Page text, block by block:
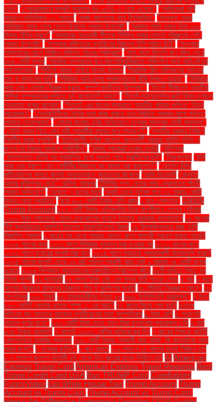
তলব" "শেয়ারবাজারে মূলধনি মুনাফার কর ১৫% এ নেমে এসেছে" "শ্রমিকেরা দাবি
করছেন অতিরিক্ত ১০ শতাংশ "সবুজ আপেলের নানা উপকারিতা" "সংযুক্ত আরব
আমিরাত সফর শেষে দেশে ফিরলেন প্রধান উপদেষ্টা" "সরকার প্রতি ডজন ডিম ১৩০
টাকায় বিক্রি করবে" "সরকারের আওয়ামী লীগকে নিষিদ্ধ করার কোনো পরিকল্পনা নেই:
প্রধান উপদেষ্টা" "সংস্কার কমিশনের সুপারিশের বিরুদ্ধে ইসি পাঠাল চিঠি" "সংস্কার
প্রস্তাবের আগে নির্বাচন কমিশন গঠনের প্রক্রিয়া" "সাত মাসে বিদেশি ঋণ বৃদ্ধি পেয়ে
৩৯৪ কোটি ডলার "সামরিক তৎপরতার মুখে জাপোরিঝঝিয়াতে পরিদর্শনে ব্যর্থ আইএইএর
পর্যবেক্ষকেরা" "সিটিকে আরও ডুবিয়ে সালাহ বললেন "সিরামিক শিল্প মালিকদের গ্যাসের
দাম না বাড়ানোর দাবি" "সিরিয়ায় আইএসের পুনরুত্থানের ঝুঁকি দ্বিগুণ হয়েছে" "সিরিয়ায়
কারা কোন এলাকা নিয়ন্ত্রণ করছে: সম্পূর্ণ মানচিত্র বিশ্লেষণ" "সিলেট সীমান্তে ভারতীয়
খাসিয়া সম্প্রদায়ের গুলিতে দুই বাংলাদেশি আহত" "সিলেট-ম্যানচেস্টার রুটে বিমান চলাচল
অব্যাহত রাখার আহ্বান" "সিলেটে এক দিনের ব্যবধানে ‘ভারতীয় খাসিয়া গু‌লিতে’ নিহত
আরেকজন" "সেনাবাহিনীকে ধৈর্যের সঙ্গে কাজ করতে হবে নির্বাচিত সরকার আসা পর্যন্ত:
সাভারে সেনাপ্রধান" "সোনার কমোড চুরির অভিযোগে চক্রের সদস্যরা দোষী সাব্যস্ত"
"সৌদি আরব গিয়ে কেন নারী গৃহকর্মীরা মৃত্যুর মুখে পড়ছেন?" "স্থানীয় সরকার নির্বাচন
নির্দলীয় করার সুপারিশ" "হাইকোর্টের পূর্ণাঙ্গ আদেশ: অন্তর্বর্তী সরকার আইনি দলিল ও
জনগণের ইচ্ছার সমর্থনে প্রতিষ্ঠিত" "হাঙ্গার প্রজেক্টে ঢাকায় চাকরি "হালিশহর
"হাসপাতালে ভর্তির পর প্রকাশিত হলো প্রথম পোপ ফ্রান্সিসের ছবি" "হিজবুল্লাহ "হুথি
কারা এবং ট্রাম্প কেন গোষ্ঠীটির বিরুদ্ধে বড় হামলা শুরু করলেন?" "হোটেল ইন্টার
কন্টিনেন্টালের সামনে জুলাই অভ্যুত্থানে আহতদের বিক্ষোভ “আমি ডিভোর্সি “জ্যোতি
আমার কুমিল্লার মেয়ে”: আসিফ আকবর “টিসিবির পণ্য কেনার সময় ক্রেতাদের পাঁচটি
প্রধান অভিযোগ” “ডেঙ্গুতে ৭ জনের মৃত্যু “দুবাই থেকে অবৈধ পথে ৩২ হাজার কোটি
টাকার সোনা প্রবাহিত” “বর্ষে ২০০ কোটি টাকার বেশি বরাদ্দ ১ জন গ্রেপ্তার" 1000$
Trump Account ১০৩ কোটি টাকার হেলিকপ্টার নিয়ে অনুশীলনে গেলেন নেইমার
১২০০ টাকা প্যাকেজে হেলথ চেকআপের সুযোগ ইনসাফ বারাকাহ হাসপাতালে ১৮ বছরের
দীর্ঘ ক্যারিয়ারের সমাপ্তি টানলেন মাহমুদউল্লাহ রিয়াদ ১৯ বিশ্ববিদ্যালয়ে গুচ্ছ ভর্তি
বিজ্ঞপ্তি প্রকাশ ২ মার্চের পর থেকে গাজায় কোনও খাদ্য সামগ্রী প্রবেশ করতে পারেনি
২০০৮ সালের কথা ২০১১ সালে সিরিয়ায় গৃহযুদ্ধ শুরু হওয়ার পর ২০২১ সালের জুনে
২০২২ সালে ডলারের সংকট শুরু হলে ২০২৪ সালে সবচেয়ে প্রভাবশালী বাংলাদেশি কারা?
২০২৪ সালের জুলাই থেকে ১৯ মার্চ পর্যন্ত প্রবাসী আয় মোট ২ হাজার ৭৪ কোটি ডলার
হয়েছে ২০২৬ বিশ্বকাপ আয়োজনের গুরুদায়িত্ব ট্রাম্পের কাঁধে ২৮টি গুলিতে নিহত হন
ইন্দিরা গান্ধী ২৯ জানুয়ারি ২৯ বস্তা টাকা এবং এক বস্তা চিঠি পাওয়া গেছে ৩ মার্চ ৩ মার্চে
খালেদা জিয়াকে খালাসের বিরুদ্ধে লিভ টু আপিলের শুনানি ৩০ মিনিটে নিয়ন্ত্রণে আসে" ৩০
সেপ্টেম্বর ৩০০ টাকা! ৩৩ হামলাকারীসহ নিহত ৫৮ ৩৬৯ ফিলিস্তিনি কারামুক্ত" ৪ দিনে
৮০০ কোটি! কোথায় থামবে 'পুষ্পা ২' এর আয়? ৪১ বছরে বিচার শেষ হয়নি ৪৩তম
বিসিএস বাদ পড়াদের আবেদন পুনর্বিবেচনার সভা বৃহস্পতিবার ৫ টাকা বেশি ৫ শতাংশই
থাকবে পূর্বের মতো" ৫০০ কোটি টাকা দেবে: নতুন টাকা ছাপানোর প্রয়োজন নেই ৬ মার্চ
৬৭৫ টাকায় আমদানি ৭ আগস্ট ২০০৫: মেসির অভিষেকের দিন ৭ বছরের শিশুকে আইটি
কোম্পানিতে চাকরির প্রস্তাব ৭৩০ কোটি টাকার ‘প্রবাসী আয় নাটক’ কি কালোটাকা সাদা
করার জন্য? ৮ চক্রের জড়িত" ৮ জন আহত ৮.৬ শতাংশ ১৮ মাসের মধ্যে নির্বাচন চান
৮.৭ শতাংশ জনগণ আগামী দুই থেকে তিন বছরের মধ্যে নির্বাচন চান AI American
Express Travel Card American Express Travel Rewards Best
Travel Credit Card USA Buy TRUMP Coin CuteBabies
FunnyVideo Get White House Tour Trump Account Trump
Account vs Trump Coin: Trump Account vs Trump Coin: